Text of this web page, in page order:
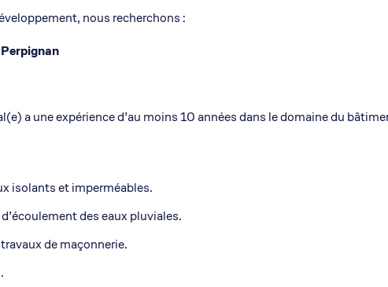
nous recherchons :
a une expérience d’au moins 10 années dans le domaine du
isolants et imperméables.
des eaux pluviales.
de maçonnerie.